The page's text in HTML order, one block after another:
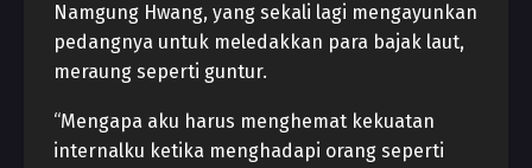
Namgung Hwang, yang sekali lagi mengayunkan
pedangnya untuk meledakkan para bajak laut,
meraung seperti guntur.
“Mengapa aku harus menghemat kekuatan
internalku ketika menghadapi orang seperti